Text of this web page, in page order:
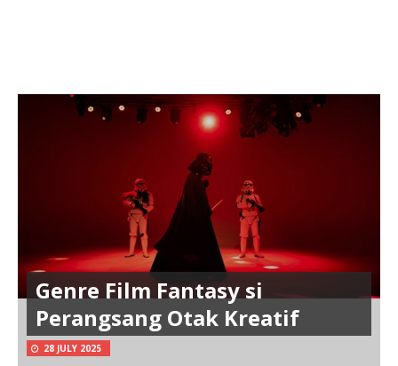
Genre Film Fantasy si
Perangsang Otak Kreatif
28 JULY 2025